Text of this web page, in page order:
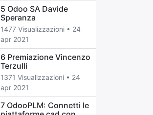
5 Odoo SA Davide
Speranza
1477 Visualizzazioni • 24
apr 2021
6 Premiazione Vincenzo
Terzulli
1371 Visualizzazioni • 24
apr 2021
7 OdooPLM: Connetti le